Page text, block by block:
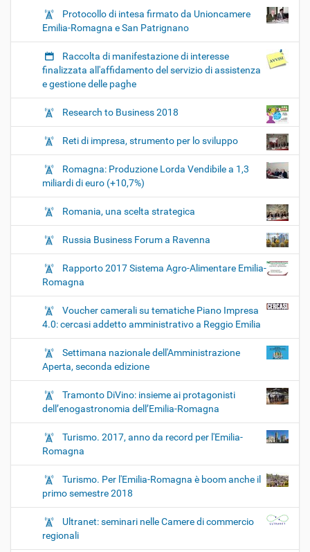
Protocollo di intesa firmato da Unioncamere
Emilia-Romagna e San Patrignano
Raccolta di manifestazione di interesse
finalizzata all'affidamento del servizio di assistenza
e gestione delle paghe
Research to Business 2018
Reti di impresa, strumento per lo sviluppo
Romagna: Produzione Lorda Vendibile a 1,3
miliardi di euro (+10,7%)
Romania, una scelta strategica
Russia Business Forum a Ravenna
Rapporto 2017 Sistema Agro-Alimentare Emilia-
Romagna
Voucher camerali su tematiche Piano Impresa
4.0: cercasi addetto amministrativo a Reggio Emilia
Settimana nazionale dell'Amministrazione
Aperta, seconda edizione
Tramonto DiVino: insieme ai protagonisti
dell’enogastronomia dell’Emilia-Romagna
Turismo. 2017, anno da record per l'Emilia-
Romagna
Turismo. Per l'Emilia-Romagna è boom anche il
primo semestre 2018
Ultranet: seminari nelle Camere di commercio
regionali